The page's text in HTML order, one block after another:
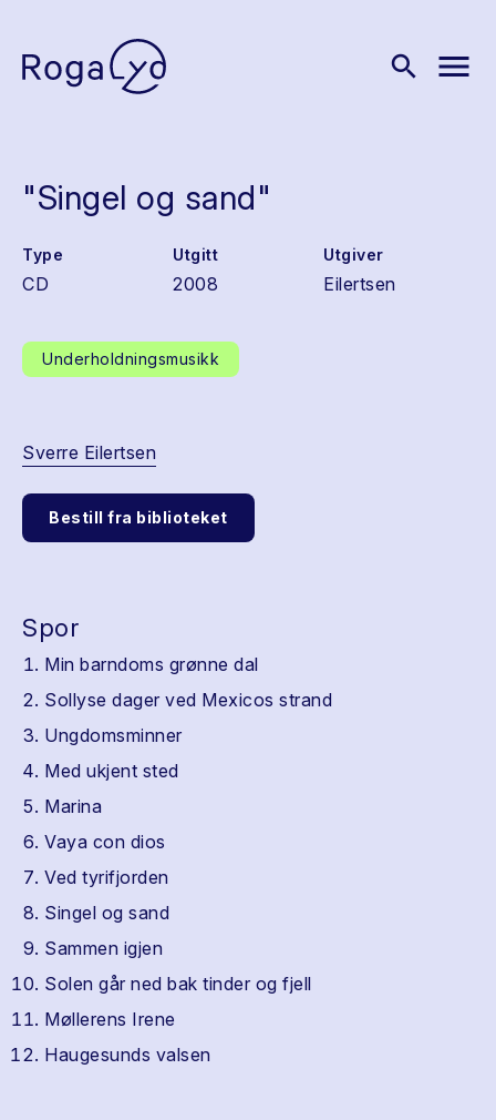
search menu
"Singel og sand"
Type
CD
Utgitt
2008
Utgiver
Eilertsen
Underholdningsmusikk
Sverre Eilertsen
Bestill fra biblioteket
Spor
Min barndoms grønne dal
Sollyse dager ved Mexicos strand
Ungdomsminner
Med ukjent sted
Marina
Vaya con dios
Ved tyrifjorden
Singel og sand
Sammen igjen
Solen går ned bak tinder og fjell
Møllerens Irene
Haugesunds valsen